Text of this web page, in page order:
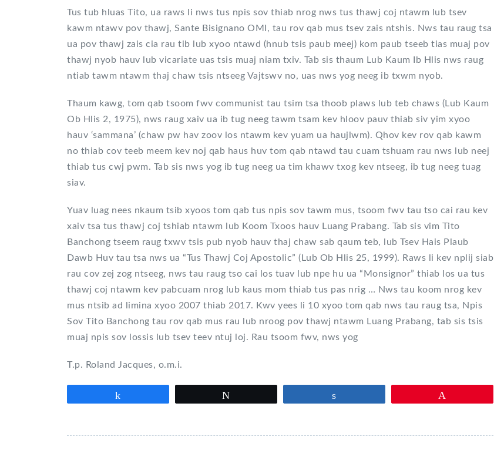
Tus tub hluas Tito, ua raws li nws tus npis sov thiab nrog nws tus thawj coj ntawm lub tsev
kawm ntawv pov thawj, Sante Bisignano OMI, tau rov qab mus tsev zais ntshis. Nws tau raug tsa
ua pov thawj zais cia rau tib lub xyoo ntawd (hnub tsis paub meej) kom paub tseeb tias muaj pov
thawj nyob hauv lub vicariate uas tsis muaj niam txiv. Tab sis thaum Lub Kaum Ib Hlis nws raug
ntiab tawm ntawm thaj chaw tsis ntseeg Vajtswv no, uas nws yog neeg ib txwm nyob.
Thaum kawg, tom qab tsoom fwv communist tau tsim tsa thoob plaws lub teb chaws (Lub Kaum
Ob Hlis 2, 1975), nws raug xaiv ua ib tug neeg tawm tsam kev hloov pauv thiab siv yim xyoo
hauv ‘sammana’ (chaw pw hav zoov los ntawm kev yuam ua haujlwm). Qhov kev rov qab kawm
no thiab cov teeb meem kev noj qab haus huv tom qab ntawd tau cuam tshuam rau nws lub neej
thiab tus cwj pwm. Tab sis nws yog ib tug neeg ua tim khawv txog kev ntseeg, ib tug neeg tuag
siav.
Yuav luag nees nkaum tsib xyoos tom qab tus npis sov tawm mus, tsoom fwv tau tso cai rau kev
xaiv tsa tus thawj coj tshiab ntawm lub Koom Txoos hauv Luang Prabang. Tab sis vim Tito
Banchong tseem raug txwv tsis pub nyob hauv thaj chaw sab qaum teb, lub Tsev Hais Plaub
Dawb Huv tau tsa nws ua “Tus Thawj Coj Apostolic” (Lub Ob Hlis 25, 1999). Raws li kev nplij siab
rau cov zej zog ntseeg, nws tau raug tso cai los tuav lub npe hu ua “Monsignor” thiab los ua tus
thawj coj ntawm kev pabcuam nrog lub kaus mom thiab tus pas nrig … Nws tau koom nrog kev
mus ntsib ad limina xyoo 2007 thiab 2017. Kwv yees li 10 xyoo tom qab nws tau raug tsa, Npis
Sov Tito Banchong tau rov qab mus rau lub nroog pov thawj ntawm Luang Prabang, tab sis tsis
muaj npis sov lossis lub tsev teev ntuj loj. Rau tsoom fwv, nws yog
T.p. Roland Jacques, o.m.i.